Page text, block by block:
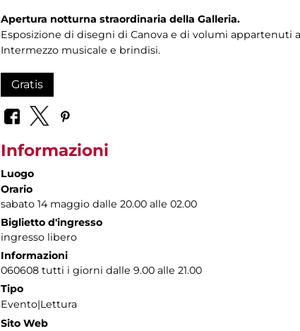
Apertura notturna straordinaria della Galleria.
Esposizione di disegni di Canova e di volumi appartenuti
Intermezzo musicale e brindisi.
Gratis
Informazioni
Luogo
Orario
sabato 14 maggio dalle 20.00 alle 02.00
Biglietto d'ingresso
ingresso libero
Informazioni
060608 tutti i giorni dalle 9.00 alle 21.00
Tipo
Evento|Lettura
Sito Web